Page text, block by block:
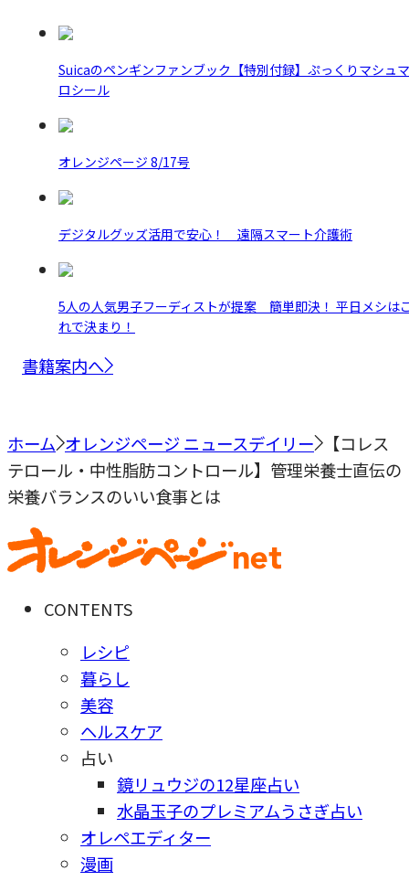
Suicaのペンギンファンブック【特別付録】ぷっくりマシュマ
ロシール
オレンジページ 8/17号
デジタルグッズ活用で安心！ 遠隔スマート介護術
5人の人気男子フーディストが提案 簡単即決！ 平日メシは
れで決まり！
書籍案内へ
ホーム オレンジページ ニュースデイリー
【コレス
テロール・中性脂肪コントロール】管理栄養士直伝の
栄養バランスのいい食事とは
CONTENTS
レシピ
暮らし
美容
ヘルスケア
占い
鏡リュウジの12星座占い
水晶玉子のプレミアムうさぎ占い
オレペエディター
漫画